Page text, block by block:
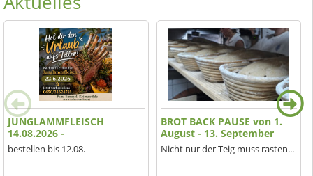
JUNGLAMMFLEISCH
14.08.2026 -
bestellen bis 12.08.
BROT BACK PAUSE von 1.
August - 13. September
Nicht nur der Teig muss rasten...